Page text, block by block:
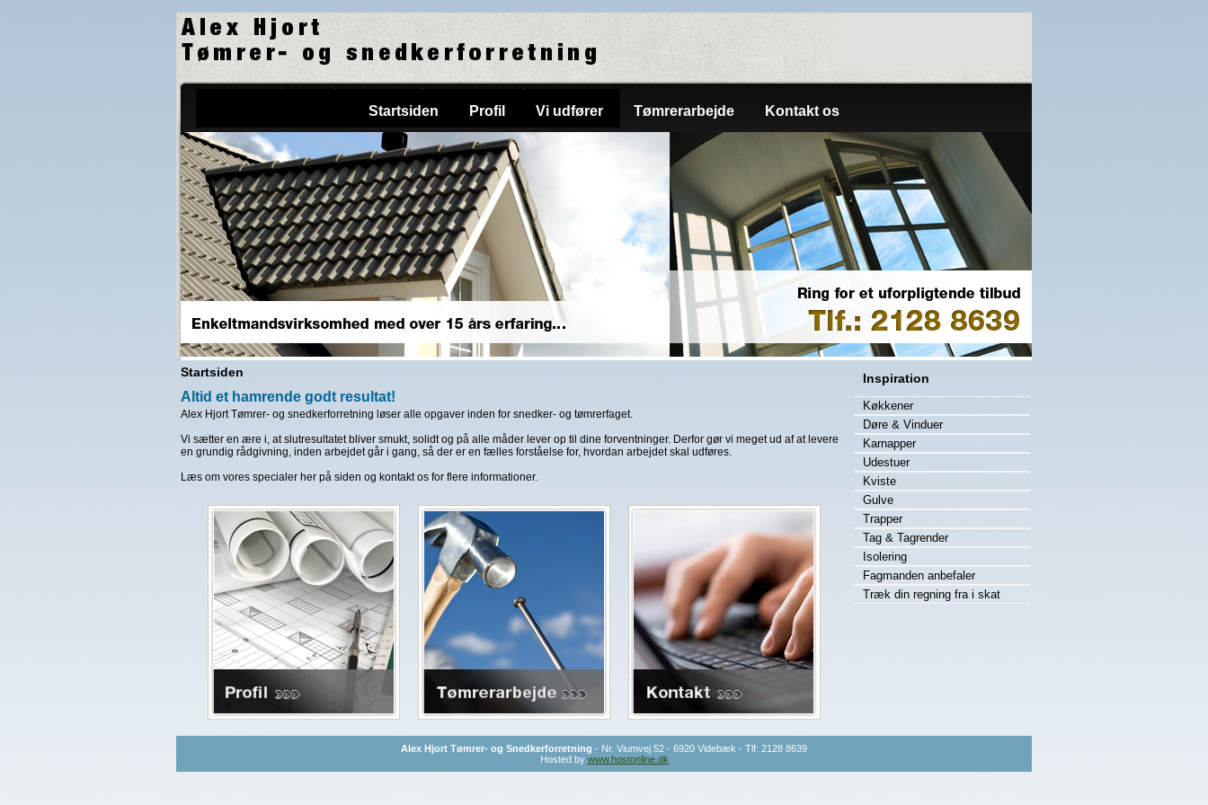
Startsiden Profil Vi udfører Tømrerarbejde Kontakt os
Startsiden
Altid et hamrende godt resultat!
Alex Hjort Tømrer- og snedkerforretning løser alle opgaver inden for snedker- og tømrerfaget.
Vi sætter en ære i, at slutresultatet bliver smukt, solidt og på alle måder lever op til dine forventninger. Derfor gør vi meget ud af at levere
en grundig rådgivning, inden arbejdet går i gang, så der er en fælles forståelse for, hvordan arbejdet skal udføres.
Læs om vores specialer her på siden og kontakt os for flere informationer.
Inspiration
Køkkener
Døre & Vinduer
Karnapper
Udestuer
Kviste
Gulve
Trapper
Tag & Tagrender
Isolering
Fagmanden anbefaler
Træk din regning fra i skat
Alex Hjort Tømrer- og Snedkerforretning - Nr. Viumvej 52 - 6920 Videbæk - Tlf: 2128 8639
Hosted by www.hostonline.dk